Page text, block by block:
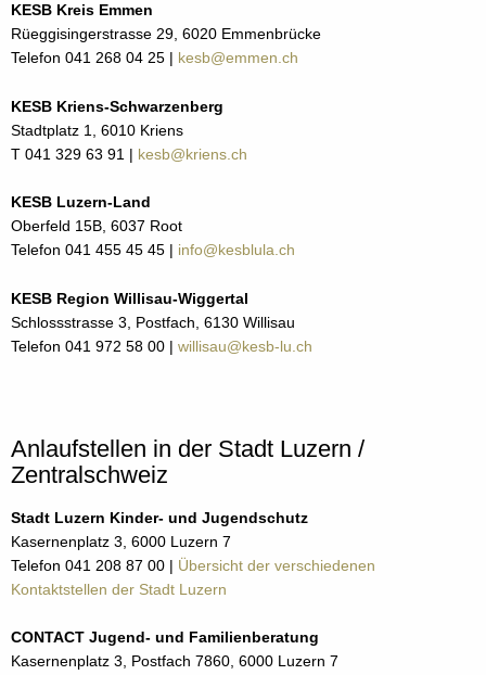
KESB Kreis Emmen
Rüeggisingerstrasse 29, 6020 Emmenbrücke
Telefon 041 268 04 25 | kesb@emmen.ch
KESB Kriens-Schwarzenberg
Stadtplatz 1, 6010 Kriens
T 041 329 63 91 | kesb@kriens.ch
KESB Luzern-Land
Oberfeld 15B, 6037 Root
Telefon 041 455 45 45 | info@kesblula.ch
KESB Region Willisau-Wiggertal
Schlossstrasse 3, Postfach, 6130 Willisau
Telefon 041 972 58 00 | willisau@kesb-lu.ch
Anlaufstellen in der Stadt Luzern /
Zentralschweiz
Stadt Luzern Kinder- und Jugendschutz
Kasernenplatz 3, 6000 Luzern 7
Telefon 041 208 87 00 | Übersicht der verschiedenen
Kontaktstellen der Stadt Luzern
CONTACT Jugend- und Familienberatung
Kasernenplatz 3, Postfach 7860, 6000 Luzern 7